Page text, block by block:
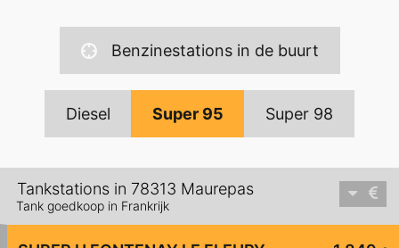
Benzinestations in de buurt
Diesel Super 95 Super 98
Tankstations in 78313 Maurepas
Tank goedkoop in Frankrijk